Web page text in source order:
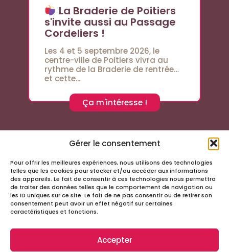
Gérer le consentement
Pour offrir les meilleures expériences, nous utilisons des technologies
telles que les cookies pour stocker et/ou accéder aux informations
des appareils. Le fait de consentir à ces technologies nous permettra
de traiter des données telles que le comportement de navigation ou
les ID uniques sur ce site. Le fait de ne pas consentir ou de retirer son
consentement peut avoir un effet négatif sur certaines
caractéristiques et fonctions.
Accepter
La Braderie de Poitiers
s'invite aussi au Passage
Cordeliers !
Les 4 et 5 septembre 2026, le
centre-ville de Poitiers vivra au
rythme de la Braderie de rentrée…
et cette...
Ça m'intéresse !
Suivez-nous sur les réseaux sociaux